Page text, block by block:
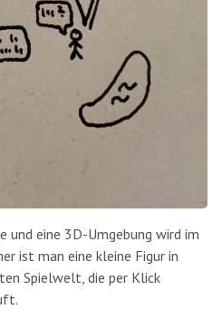
eine 3D-Umgebung wird im
ist man eine kleine Figur in
Spielwelt, die per Klick